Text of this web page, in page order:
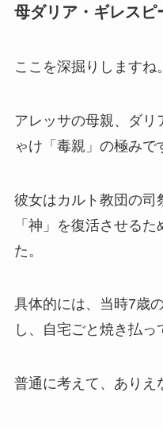
母ダリア・ギレスピ
ここを深掘りしますね。
アレッサの母親、ダリ
ゃけ「毒親」の極みで
彼女はカルト教団の司
「神」を復活させる
た。
具体的には、当時7歳
し、自宅ごと焼き払っ
普通に考えて、ありえ